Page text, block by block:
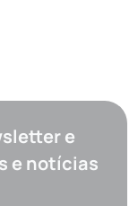
e
e notícias